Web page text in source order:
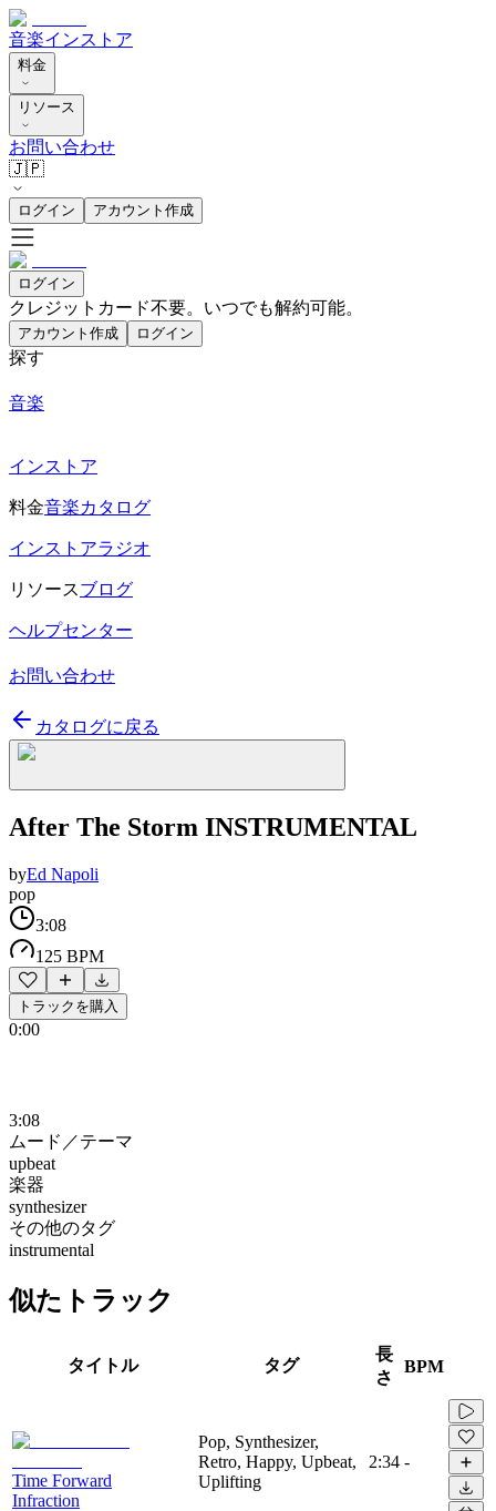
音楽インストア
料金
リソース
お問い合わせ
🇯🇵
ログイン アカウント作成
ログイン
クレジットカード不要。いつでも解約可能。
アカウント作成 ログイン
探す
音楽
インストア
料金音楽カタログ
インストアラジオ
リソースブログ
ヘルプセンター
お問い合わせ
カタログに戻る
After The Storm INSTRUMENTAL
byEd Napoli
pop
3:08
125 BPM
トラックを購入
0:00
3:08
ムード／テーマ
upbeat
楽器
synthesizer
その他のタグ
instrumental
似たトラック
タイトル タグ
長
さ
BPM
Time Forward
Infraction
Pop, Synthesizer,
Retro, Happy, Upbeat,
Uplifting
2:34 -